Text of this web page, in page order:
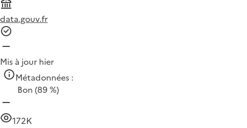
data.gouv.fr
Mis à jour hier
Métadonnées :
Bon (89 %)
172K